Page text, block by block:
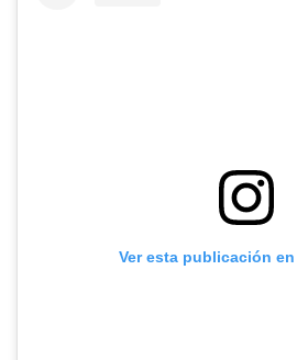
Ver esta publicación